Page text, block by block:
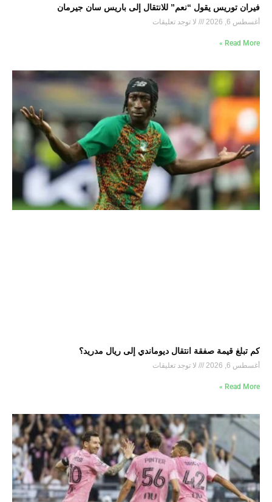
فيران توريس يقول “نعم” للانتقال إلى باريس سان جيرمان
أغسطس 6, 2026 لا توجد تعليقات
Read More »
كم تبلغ قيمة صفقة انتقال ديوماندي إلى ريال مدريد؟
أغسطس 6, 2026 لا توجد تعليقات
Read More »